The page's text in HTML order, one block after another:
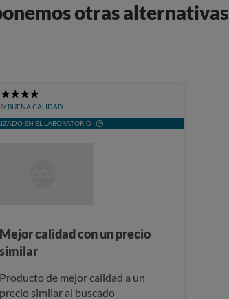
otras alternativas
BUENA CALIDAD
EN EL LABORATORIO
Mejor calidad con un precio
similar
Producto de mejor calidad a un
precio similar al buscado